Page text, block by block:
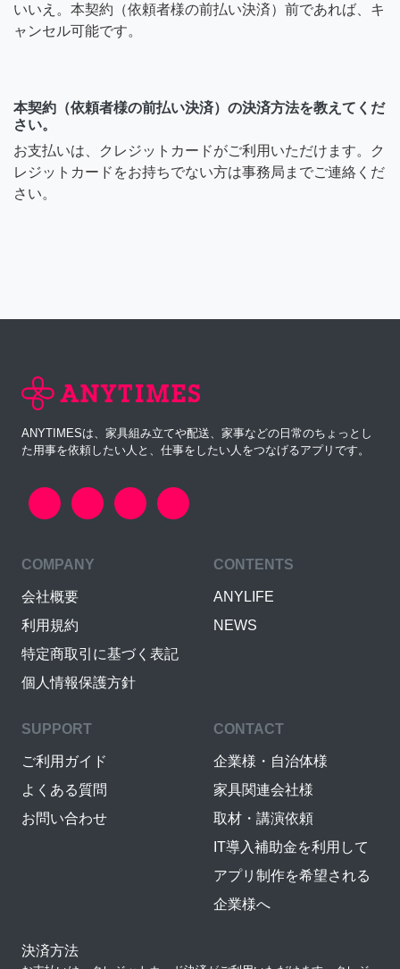
いいえ。本契約（依頼者様の前払い決済）前であれば、キ
ャンセル可能です。
本契約（依頼者様の前払い決済）の決済方法を教えてくだ
さい。
お支払いは、クレジットカードがご利用いただけます。ク
レジットカードをお持ちでない方は事務局までご連絡くだ
さい。
ANYTIMESは、家具組み立てや配送、家事などの日常のちょっとし
た用事を依頼したい人と、仕事をしたい人をつなげるアプリです。
COMPANY
会社概要
利用規約
特定商取引に基づく表記
個人情報保護方針
CONTENTS
ANYLIFE
NEWS
SUPPORT
ご利用ガイド
よくある質問
お問い合わせ
CONTACT
企業様・自治体様
家具関連会社様
取材・講演依頼
IT導入補助金を利用して
アプリ制作を希望される
企業様へ
決済方法